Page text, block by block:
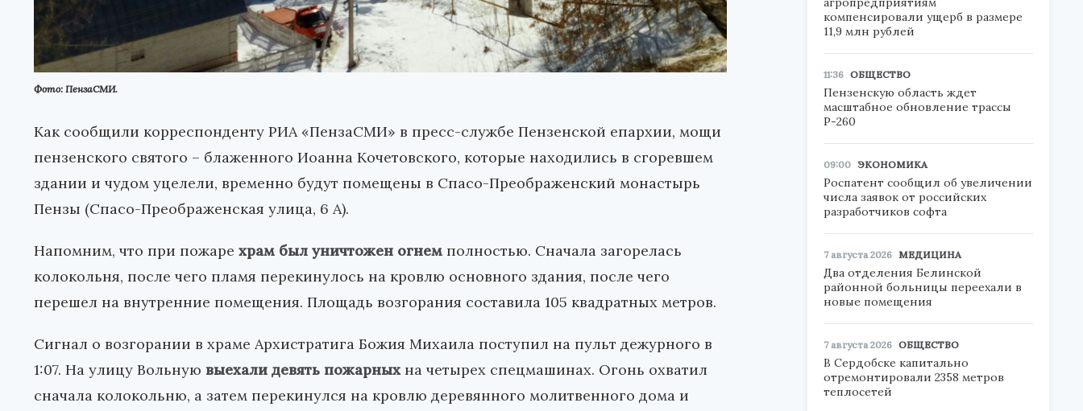
Фото: ПензаСМИ.
Как сообщили корреспонденту РИА «ПензаСМИ» в пресс-службе Пензенской епархии, мощи
пензенского святого – блаженного Иоанна Кочетовского, которые находились в сгоревшем
здании и чудом уцелели, временно будут помещены в Спасо-Преображенский монастырь
Пензы (Спасо-Преображенская улица, 6 А).
Напомним, что при пожаре храм был уничтожен огнем полностью. Сначала загорелась
колокольня, после чего пламя перекинулось на кровлю основного здания, после чего
перешел на внутренние помещения. Площадь возгорания составила 105 квадратных метров.
Сигнал о возгорании в храме Архистратига Божия Михаила поступил на пульт дежурного в
1:07. На улицу Вольную выехали девять пожарныхна четырех спецмашинах. Огонь охватил
сначала колокольню, а затем перекинулся на кровлю деревянного молитвенного дома и
компенсировали ущерб в размере
11,9 млн рублей
11:36 ОБЩЕСТВО
Пензенскую область ждет
масштабное обновление трассы
Р-260
09:00 ЭКОНОМИКА
Роспатент сообщил об увеличении
числа заявок от российских
разработчиков софта
7 августа 2026 МЕДИЦИНА
Два отделения Белинской
районной больницы переехали в
новые помещения
7 августа 2026 ОБЩЕСТВО
В Сердобске капитально
отремонтировали 2358 метров
теплосетей